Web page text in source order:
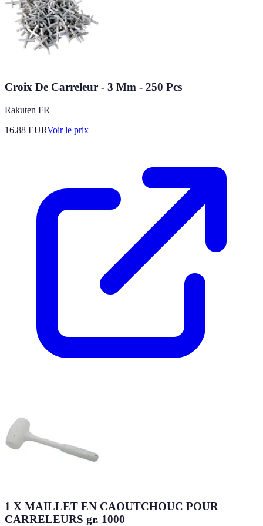
Croix De Carreleur - 3 Mm - 250 Pcs
Rakuten FR
16.88 EURVoir le prix
1 X MAILLET EN CAOUTCHOUC POUR
CARRELEURS gr. 1000